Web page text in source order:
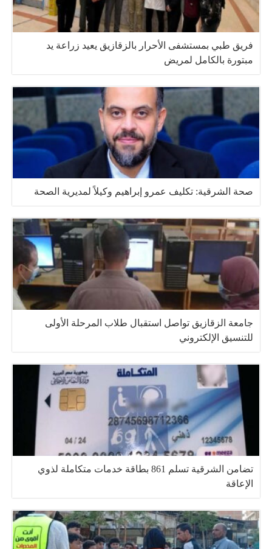
فريق طبي بمستشفى الأحرار بالزقازيق يعيد زراعة يد
مبتورة بالكامل لمريض
صحة الشرقية: تكليف عمرو إبراهيم وكيلاً لمديرية الصحة
جامعة الزقازيق تواصل استقبال طلاب المرحلة الأولى
للتنسيق الإلكتروني
تضامن الشرقية تسلم 861 بطاقة خدمات متكاملة لذوي
الإعاقة